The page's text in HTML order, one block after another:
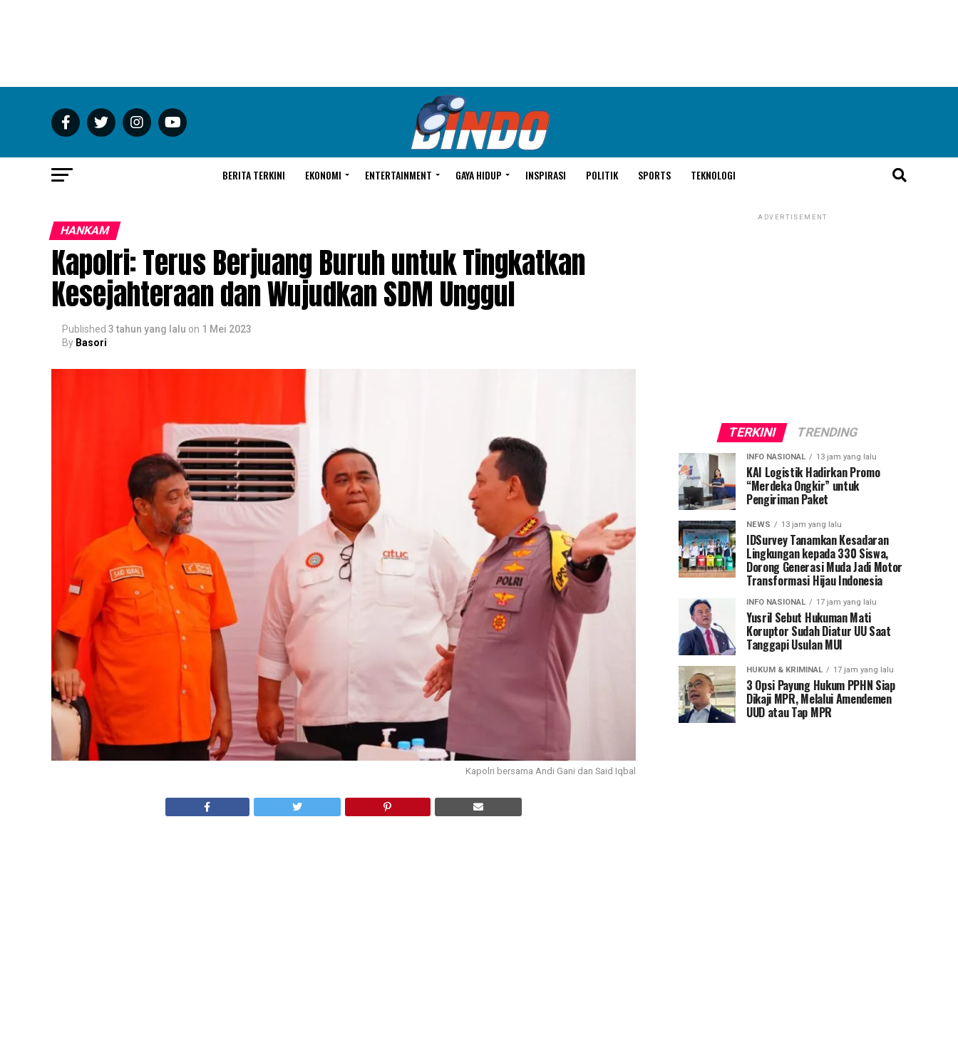
BERITA TERKINI EKONOMI ENTERTAINMENT GAYA HIDUP INSPIRASI POLITIK SPORTS TEKNOLOGI
HANKAM
Kapolri: Terus Berjuang Buruh untuk Tingkatkan
Kesejahteraan dan Wujudkan SDM Unggul
Published 3 tahun yang lalu on 1 Mei 2023
By Basori
Kapolri bersama Andi Gani dan Said Iqbal
ADVERTISEMENT
TERKINI TRENDING
INFO NASIONAL 13 jam yang lalu
KAI Logistik Hadirkan Promo
“Merdeka Ongkir” untuk
Pengiriman Paket
NEWS 13 jam yang lalu
IDSurvey Tanamkan Kesadaran
Lingkungan kepada 330 Siswa,
Dorong Generasi Muda Jadi Motor
Transformasi Hijau Indonesia
INFO NASIONAL 17 jam yang lalu
Yusril Sebut Hukuman Mati
Koruptor Sudah Diatur UU Saat
Tanggapi Usulan MUI
HUKUM & KRIMINAL 17 jam yang lalu
3 Opsi Payung Hukum PPHN Siap
Dikaji MPR, Melalui Amendemen
UUD atau Tap MPR